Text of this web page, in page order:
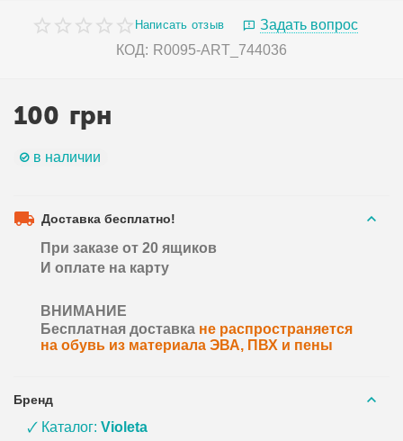
Написать отзыв
Задать вопрос
КОД: R0095-ART_744036
100 грн
в наличии
Доставка бесплатно!
При заказе от 20 ящиков
И оплате на карту
ВНИМАНИЕ
Бесплатная доставка не распространяется
на обувь из материала ЭВА, ПВХ и пены
Бренд
🗸 Каталог:Violeta